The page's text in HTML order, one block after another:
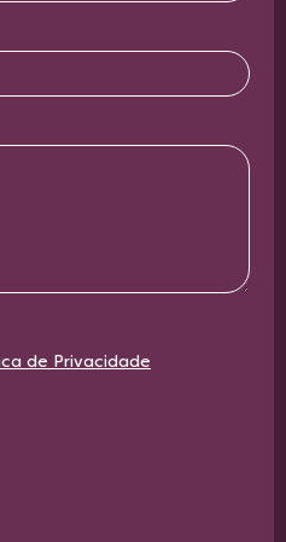
de Privacidade